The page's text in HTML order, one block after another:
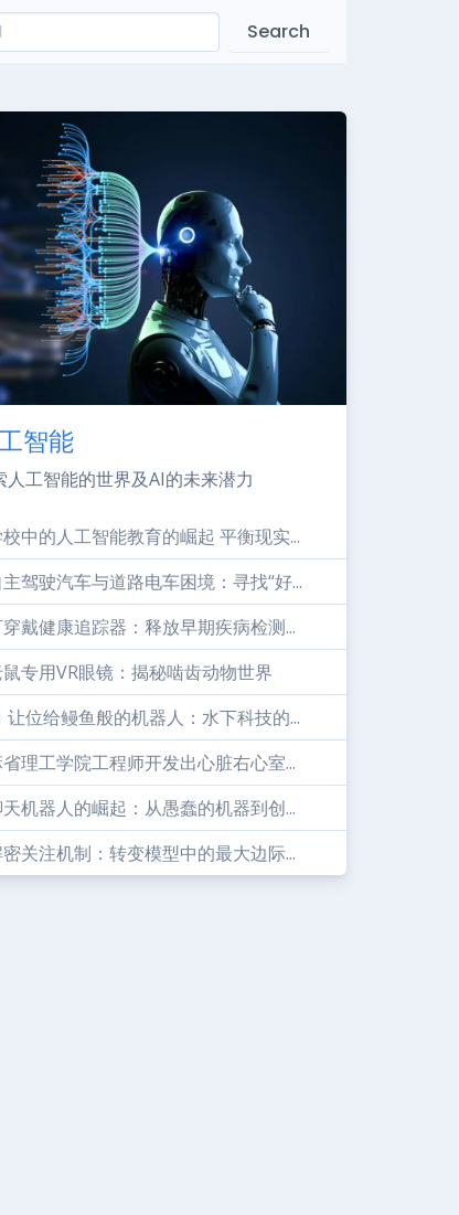
Search
智能
人工智能的世界及AI的未来潜力
中的人工智能教育的崛起 平衡现实...
主驾驶汽车与道路电车困境：寻找“好...
戴健康追踪器：释放早期疾病检测...
专用VR眼镜：揭秘啮齿动物世界
让位给鳗鱼般的机器人：水下科技的...
理工学院工程师开发出心脏右心室...
机器人的崛起：从愚蠢的机器到创...
关注机制：转变模型中的最大边际...